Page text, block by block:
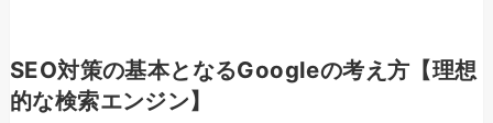
SEO対策の基本となるGoogleの考え方【理想
的な検索エンジン】